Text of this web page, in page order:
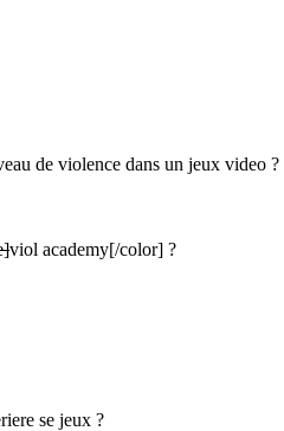
de violence dans un jeux video ?
viol academy[/color] ?
se jeux ?